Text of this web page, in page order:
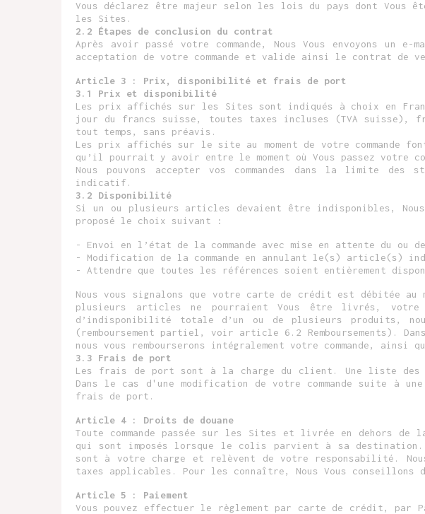
Vous déclarez être majeur selon les lois du pays dont Vous
les Sites.
2.2 Étapes de conclusion du contrat
Après avoir passé votre commande, Nous Vous envoyons un
acceptation de votre commande et valide ainsi le contrat de
Article 3 : Prix, disponibilité et frais de port
3.1 Prix et disponibilité
Les prix affichés sur les Sites sont indiqués à choix en
jour du francs suisse, toutes taxes incluses (TVA suisse),
tout temps, sans préavis.
Les prix affichés sur le site au moment de votre commande
qu’il pourrait y avoir entre le moment où Vous passez votre
Nous pouvons accepter vos commandes dans la limite
indicatif.
3.2 Disponibilité
Si un ou plusieurs articles devaient être indisponibles,
proposé le choix suivant :
- Envoi en l’état de la commande avec mise en attente du
- Modification de la commande en annulant le(s) article(s)
- Attendre que toutes les références soient entièrement
Nous vous signalons que votre carte de crédit est débitée au
plusieurs articles ne pourraient Vous être livrés, votre
d’indisponibilité totale d’un ou de plusieurs produits,
(remboursement partiel, voir article 6.2 Remboursements).
nous vous rembourserons intégralement votre commande,
3.3 Frais de port
Les frais de port sont à la charge du client. Une liste
Dans le cas d'une modification de votre commande suite
frais de port.
Article 4 : Droits de douane
Toute commande passée sur les Sites et livrée en dehors
qui sont imposés lorsque le colis parvient à sa
sont à votre charge et relèvent de votre responsabilité.
taxes applicables. Pour les connaître, Nous Vous conseillons
Article 5 : Paiement
Vous pouvez effectuer le règlement par carte de crédit, par